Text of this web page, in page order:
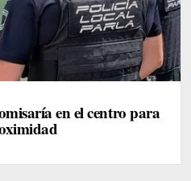
en el centro para